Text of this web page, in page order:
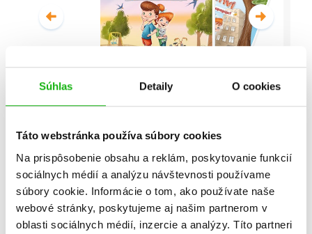
Súhlas Detaily O cookies
Táto webstránka používa súbory cookies
Na prispôsobenie obsahu a reklám, poskytovanie funkcií
sociálnych médií a analýzu návštevnosti používame
súbory cookie. Informácie o tom, ako používate naše
webové stránky, poskytujeme aj našim partnerom v
oblasti sociálnych médií, inzercie a analýzy. Títo partneri
Celá séria